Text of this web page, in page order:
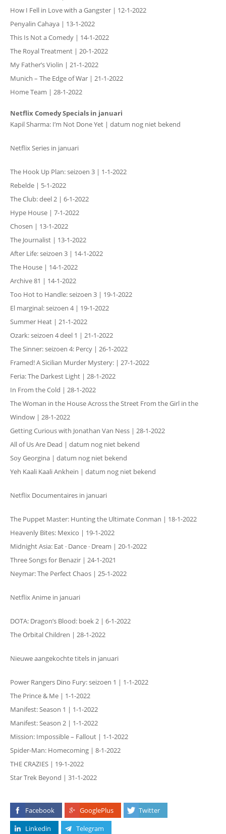
How I Fell in Love with a Gangster | 12-1-2022
Penyalin Cahaya | 13-1-2022
This Is Not a Comedy | 14-1-2022
The Royal Treatment | 20-1-2022
My Father’s Violin | 21-1-2022
Munich – The Edge of War | 21-1-2022
Home Team | 28-1-2022
Netflix Comedy Specials in januari
Kapil Sharma: I’m Not Done Yet | datum nog niet bekend
Netflix Series in januari
The Hook Up Plan: seizoen 3 | 1-1-2022
Rebelde | 5-1-2022
The Club: deel 2 | 6-1-2022
Hype House | 7-1-2022
Chosen | 13-1-2022
The Journalist | 13-1-2022
After Life: seizoen 3 | 14-1-2022
The House | 14-1-2022
Archive 81 | 14-1-2022
Too Hot to Handle: seizoen 3 | 19-1-2022
El marginal: seizoen 4 | 19-1-2022
Summer Heat | 21-1-2022
Ozark: seizoen 4 deel 1 | 21-1-2022
The Sinner: seizoen 4: Percy | 26-1-2022
Framed! A Sicilian Murder Mystery: | 27-1-2022
Feria: The Darkest Light | 28-1-2022
In From the Cold | 28-1-2022
The Woman in the House Across the Street From the Girl in the
Window | 28-1-2022
Getting Curious with Jonathan Van Ness | 28-1-2022
All of Us Are Dead | datum nog niet bekend
Soy Georgina | datum nog niet bekend
Yeh Kaali Kaali Ankhein | datum nog niet bekend
Netflix Documentaires in januari
The Puppet Master: Hunting the Ultimate Conman | 18-1-2022
Heavenly Bites: Mexico | 19-1-2022
Midnight Asia: Eat · Dance · Dream | 20-1-2022
Three Songs for Benazir | 24-1-2021
Neymar: The Perfect Chaos | 25-1-2022
Netflix Anime in januari
DOTA: Dragon’s Blood: boek 2 | 6-1-2022
The Orbital Children | 28-1-2022
Nieuwe aangekochte titels in januari
Power Rangers Dino Fury: seizoen 1 | 1-1-2022
The Prince & Me | 1-1-2022
Manifest: Season 1 | 1-1-2022
Manifest: Season 2 | 1-1-2022
Mission: Impossible – Fallout | 1-1-2022
Spider-Man: Homecoming | 8-1-2022
THE CRAZIES | 19-1-2022
Star Trek Beyond | 31-1-2022
Facebook GooglePlus
Twitter
Linkedin
Telegram